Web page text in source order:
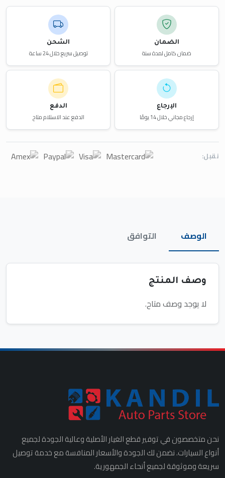
الضمان
ضمان كامل لمدة سنة
الشحن
توصيل سريع خلال 24 ساعة
الإرجاع
إرجاع مجاني خلال 14 يومًا
الدفع
الدفع عند الاستلام متاح
نقبل:
الوصف التوافق
وصف المنتج
لا يوجد وصف متاح.
نحن متخصصون في توفير قطع الغيار الأصلية وعالية الجودة لجميع
أنواع السيارات. نضمن لك الجودة والأسعار المنافسة مع خدمة توصيل
سريعة وموثوقة لجميع أنحاء الجمهورية.